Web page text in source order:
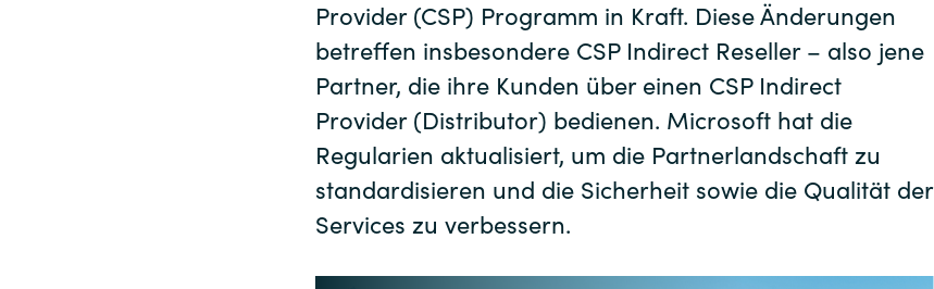
France
Germany
Iceland
India
Kingdom of Saudi Arabia
Kuwait
Lithuania
Malaysia
Netherlands
Norway
Certero
Citrix
Crayon
DataCore
Provider (CSP) Programm in Kraft. Diese Änderungen
betreffen insbesondere CSP Indirect Reseller – also jene
Partner, die ihre Kunden über einen CSP Indirect
Provider (Distributor) bedienen. Microsoft hat die
Regularien aktualisiert, um die Partnerlandschaft zu
standardisieren und die Sicherheit sowie die Qualität der
Services zu verbessern.